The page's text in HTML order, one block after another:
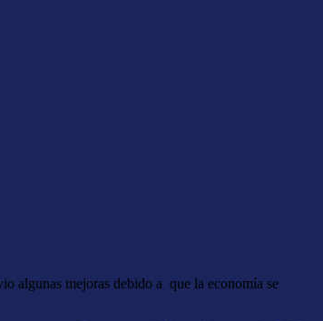
algunas mejoras debido a que la economía se